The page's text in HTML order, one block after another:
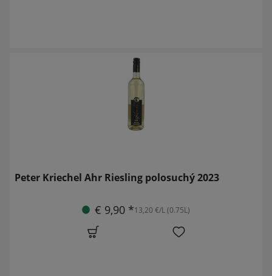
Peter Kriechel Ahr Riesling polosuchý 2023
€ 9,90 *13,20 €/L (0.75L)